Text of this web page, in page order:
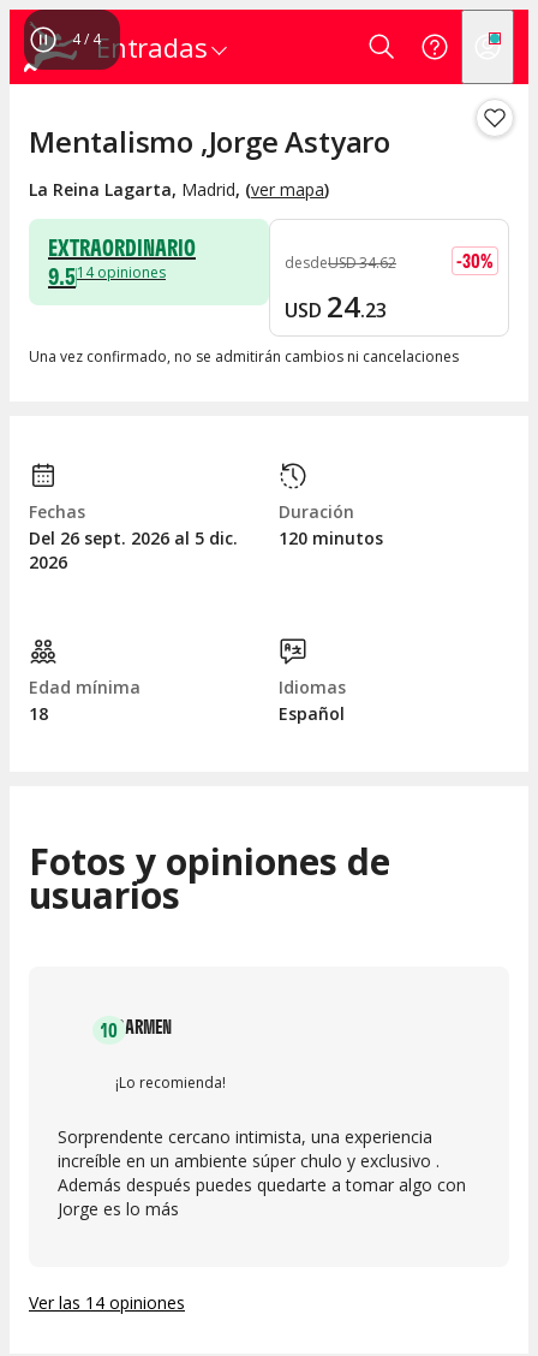
Entradas
4/ 4
Mentalismo ,Jorge Astyaro
La Reina Lagarta, Madrid, (ver mapa)
EXTRAORDINARIO
9.514 opiniones desdeUSD34.62 -30%
USD 24.23
Una vez confirmado, no se admitirán cambios ni cancelaciones
Fechas
Del 26 sept. 2026 al 5 dic.
2026
Duración
120 minutos
Edad mínima
18
Idiomas
Español
Fotos y opiniones de
usuarios
10CARMEN
¡Lo recomienda!
Sorprendente cercano intimista, una experiencia
increíble en un ambiente súper chulo y exclusivo .
Además después puedes quedarte a tomar algo con
Jorge es lo más
Ver las 14 opiniones